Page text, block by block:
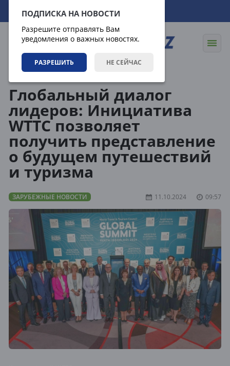
ПОДПИСКА НА НОВОСТИ
Разрешите отправлять Вам
уведомления о важных новостях.
РАЗРЕШИТЬ НЕ СЕЙЧАС
07.08.2026 13:12:22
Глобальный диалог
лидеров: Инициатива
WTTC позволяет
получить представление
о будущем путешествий
и туризма
ЗАРУБЕЖНЫЕ НОВОСТИ 11.10.2024 09:57